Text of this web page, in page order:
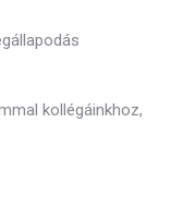
kollégáinkhoz,